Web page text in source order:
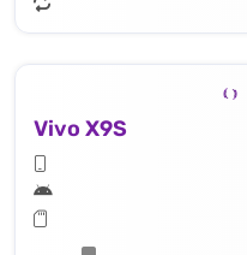
Vivo X9S